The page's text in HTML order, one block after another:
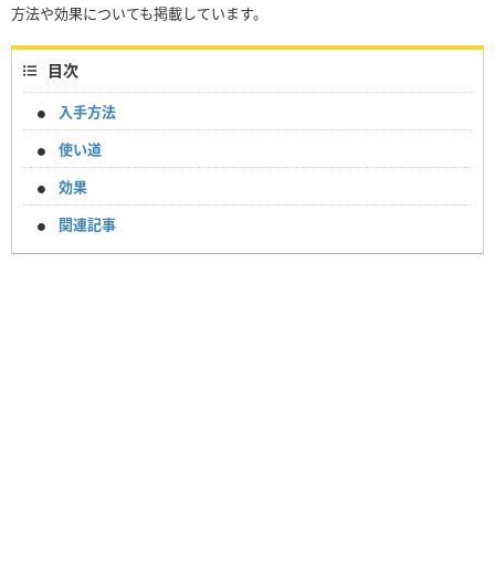
方法や効果についても掲載しています。
目次
入手方法
使い道
効果
関連記事